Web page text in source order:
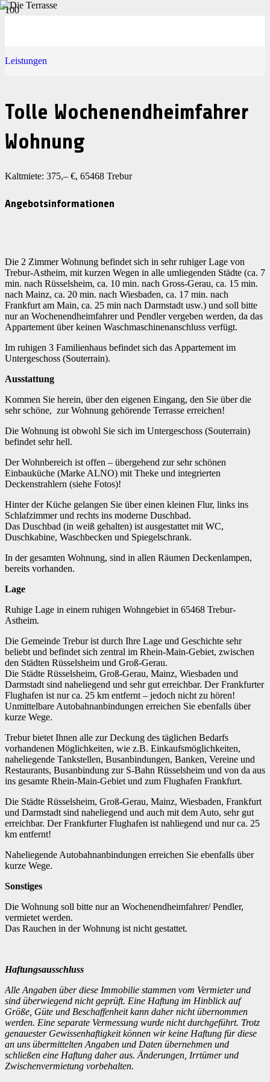
Leistungen
Tolle Wochenendheimfahrer
Wohnung
Kaltmiete: 375,– €, 65468 Trebur
Angebotsinformationen
Die 2 Zimmer Wohnung befindet sich in sehr ruhiger Lage von
Trebur-Astheim, mit kurzen Wegen in alle umliegenden Städte (ca. 7
min. nach Rüsselsheim, ca. 10 min. nach Gross-Gerau, ca. 15 min.
nach Mainz, ca. 20 min. nach Wiesbaden, ca. 17 min. nach
Frankfurt am Main, ca. 25 min nach Darmstadt usw.) und soll bitte
nur an Wochenendheimfahrer und Pendler vergeben werden, da das
Appartement über keinen Waschmaschinenanschluss verfügt.
Im ruhigen 3 Familienhaus befindet sich das Appartement im
Untergeschoss (Souterrain).
Ausstattung
Kommen Sie herein, über den eigenen Eingang, den Sie über die
sehr schöne, zur Wohnung gehörende Terrasse erreichen!
Die Wohnung ist obwohl Sie sich im Untergeschoss (Souterrain)
befindet sehr hell.
Der Wohnbereich ist offen – übergehend zur sehr schönen
Einbauküche (Marke ALNO) mit Theke und integrierten
Deckenstrahlern (siehe Fotos)!
Hinter der Küche gelangen Sie über einen kleinen Flur, links ins
Schlafzimmer und rechts ins moderne Duschbad.
Das Duschbad (in weiß gehalten) ist ausgestattet mit WC,
Duschkabine, Waschbecken und Spiegelschrank.
In der gesamten Wohnung, sind in allen Räumen Deckenlampen,
bereits vorhanden.
Lage
Ruhige Lage in einem ruhigen Wohngebiet in 65468 Trebur-
Astheim.
Die Gemeinde Trebur ist durch Ihre Lage und Geschichte sehr
beliebt und befindet sich zentral im Rhein-Main-Gebiet, zwischen
den Städten Rüsselsheim und Groß-Gerau.
Die Städte Rüsselsheim, Groß-Gerau, Mainz, Wiesbaden und
Darmstadt sind naheliegend und sehr gut erreichbar. Der Frankfurter
Flughafen ist nur ca. 25 km entfernt – jedoch nicht zu hören!
Unmittelbare Autobahnanbindungen erreichen Sie ebenfalls über
kurze Wege.
Trebur bietet Ihnen alle zur Deckung des täglichen Bedarfs
vorhandenen Möglichkeiten, wie z.B. Einkaufsmöglichkeiten,
naheliegende Tankstellen, Busanbindungen, Banken, Vereine und
Restaurants, Busanbindung zur S-Bahn Rüsselsheim und von da aus
ins gesamte Rhein-Main-Gebiet und zum Flughafen Frankfurt.
Die Städte Rüsselsheim, Groß-Gerau, Mainz, Wiesbaden, Frankfurt
und Darmstadt sind naheliegend und auch mit dem Auto, sehr gut
erreichbar. Der Frankfurter Flughafen ist nahliegend und nur ca. 25
km entfernt!
Naheliegende Autobahnanbindungen erreichen Sie ebenfalls über
kurze Wege.
Sonstiges
Die Wohnung soll bitte nur an Wochenendheimfahrer/ Pendler,
vermietet werden.
Das Rauchen in der Wohnung ist nicht gestattet.
Haftungsausschluss
Alle Angaben über diese Immobilie stammen vom Vermieter und
sind überwiegend nicht geprüft. Eine Haftung im Hinblick auf
Größe, Güte und Beschaffenheit kann daher nicht übernommen
werden. Eine separate Vermessung wurde nicht durchgeführt. Trotz
genauester Gewissenhaftigkeit können wir keine Haftung für diese
an uns übermittelten Angaben und Daten übernehmen und
schließen eine Haftung daher aus. Änderungen, Irrtümer und
Zwischenvermietung vorbehalten.